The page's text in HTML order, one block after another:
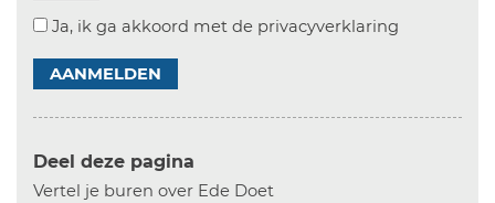
Ja, ik ga akkoord met de privacyverklaring
AANMELDEN
Deel deze pagina
Vertel je buren over Ede Doet